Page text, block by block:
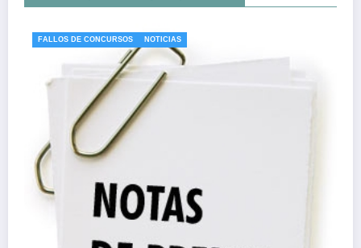
FALLOS DE CONCURSOS